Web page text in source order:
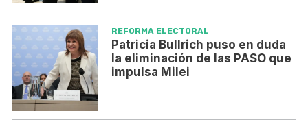
REFORMA ELECTORAL
Patricia Bullrich puso en duda
la eliminación de las PASO que
impulsa Milei